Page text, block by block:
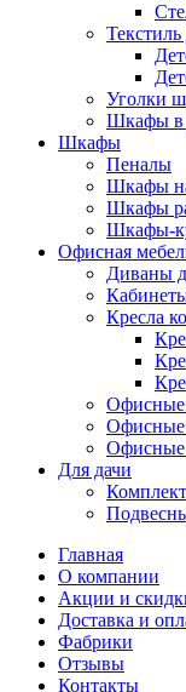
Текстиль
Уголки
Шкафы в
Шкафы
Пеналы
Шкафы
Шкафы
Шкафы-
Офисная
Диваны
Кресла
Офисные
Офисные
Для дачи
Главная
О компании
Акции и
Доставка и
Фабрики
Отзывы
Контакты